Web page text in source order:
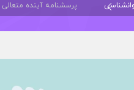
پرسشنامه آینده متعالی